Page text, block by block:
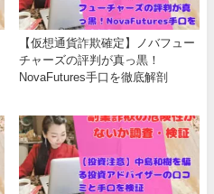
【仮想通貨詐欺確定】ノバフュー
チャーズの評判が真っ黒！
NovaFutures手口を徹底解剖